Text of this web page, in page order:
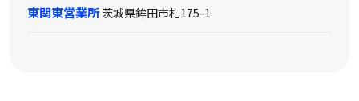
東関東営業所茨城県鉾田市札175-1